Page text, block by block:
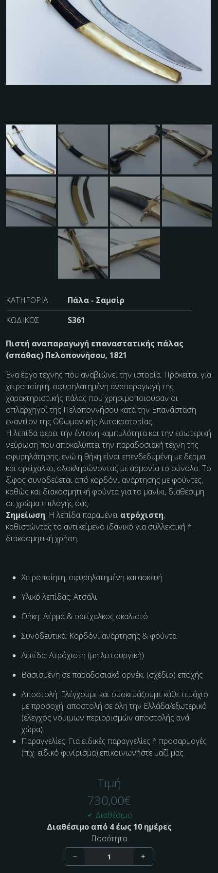
ΚΑΤΗΓΟΡΊΑ
Πάλα - Σαμσίρ
ΚΩΔΙΚΌΣ
S361
Πιστή αναπαραγωγή επαναστατικής πάλας
(σπάθας) Πελοποννήσου, 1821
Ένα έργο τέχνης που αναβιώνει την ιστορία. Πρόκειται για
χειροποίητη, σφυρηλατημένη αναπαραγωγή της
χαρακτηριστικής πάλας που χρησιμοποιούσαν οι
οπλαρχηγοί της Πελοποννήσου κατά την Επανάσταση
εναντίον της Οθωμανικής Αυτοκρατορίας.
Η λεπίδα φέρει την έντονη καμπυλότητα και την εσωτερική
νεύρωση που αποκαλύπτει την παραδοσιακή τέχνη της
σφυρηλάτησης, ενώ η θήκη είναι επενδεδυμένη με δέρμα
και ορείχαλκο, ολοκληρώνοντας με αρμονία το σύνολο. Το
ξίφος συνοδεύεται από κορδόνι ανάρτησης με φούντες,
καθώς και διακοσμητική φούντα για το μανίκι, διαθέσιμη
σε χρώμα επιλογής σας.
Σημείωση: Η λεπίδα παραμένει ατρόχιστη,
καθιστώντας το αντικείμενο ιδανικό για συλλεκτική ή
διακοσμητική χρήση.
Χειροποίητη, σφυρηλατημένη κατασκευή
Υλικό λεπίδας: Ατσάλι
Θήκη: Δέρμα & ορείχαλκος σκαλιστό
Συνοδευτικά: Κορδόνι ανάρτησης & φούντα
Λεπίδα: Ατρόχιστη (μη λειτουργική)
Βασισμένη σε παραδοσιακό ορνέκι (σχέδιο) εποχής
Αποστολή: Ελέγχουμε και συσκευάζουμε κάθε τεμάχιο
με προσοχή· αποστολή σε όλη την Ελλάδα/εξωτερικό
(έλεγχος νόμιμων περιορισμών αποστολής ανά
χώρα).
Παραγγελίες: Για ειδικές παραγγελίες ή προσαρμογές
(π.χ. ειδικό φινίρισμα),επικοινωνήστε μαζί μας.
Τιμή
730,00€
Διαθέσιμο
Διαθέσιμο από 4 έως 10 ημέρες
Ποσότητα